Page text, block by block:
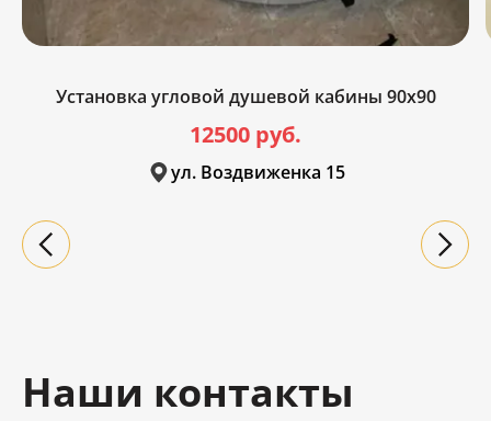
Установка угловой душевой кабины 90x90
12500 руб.
ул. Воздвиженка 15
Наши контакты